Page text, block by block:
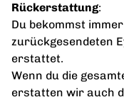
Rückerstattung:
Du bekommst
zurückgesendeten
erstattet.
Wenn du die
erstatten wir auch